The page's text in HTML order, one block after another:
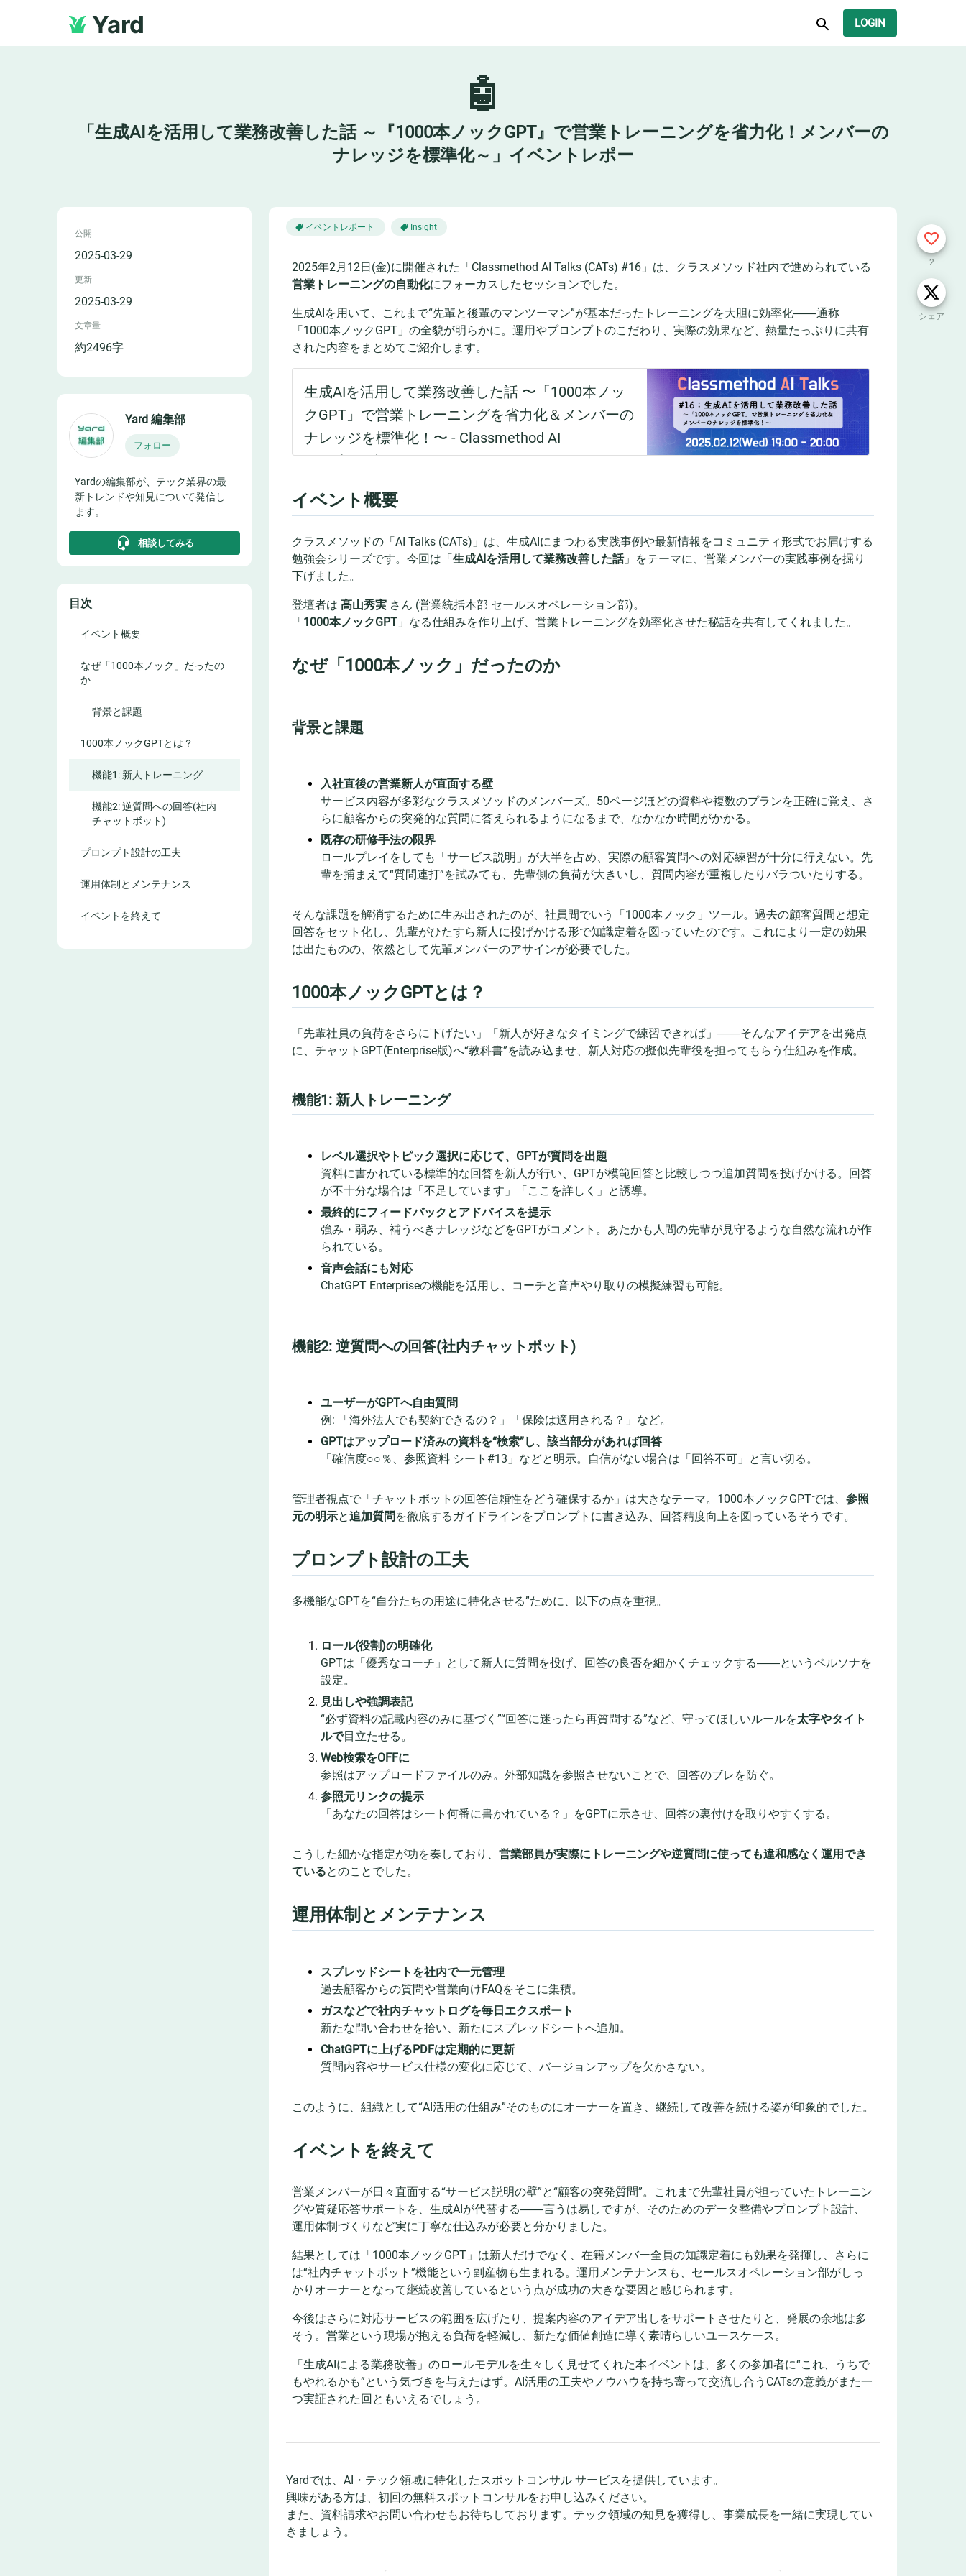
Yard LOGIN
🤖
「生成AIを活用して業務改善した話 ～『1000本ノックGPT』で営業トレーニングを省力化！メンバーの
ナレッジを標準化～」イベントレポー
公開
2025-03-29
更新
2025-03-29
文章量
約2496字
Yard 編集部
フォロー
Yardの編集部が、テック業界の最
新トレンドや知見について発信し
ます。
相談してみる
目次
イベント概要
なぜ「1000本ノック」だったの
か
背景と課題
1000本ノックGPTとは？
機能1: 新人トレーニング
機能2: 逆質問への回答(社内
チャットボット)
プロンプト設計の工夫
運用体制とメンテナンス
イベントを終えて
イベントレポート Insight
2025年2月12日(金)に開催された「Classmethod AI Talks (CATs) #16」は、クラスメソッド社内で進められている
営業トレーニングの自動化にフォーカスしたセッションでした。
生成AIを用いて、これまで“先輩と後輩のマンツーマン”が基本だったトレーニングを大胆に効率化――通称
「1000本ノックGPT」の全貌が明らかに。運用やプロンプトのこだわり、実際の効果など、熱量たっぷりに共有
された内容をまとめてご紹介します。
イベント概要
クラスメソッドの「AI Talks (CATs)」は、生成AIにまつわる実践事例や最新情報をコミュニティ形式でお届けする
勉強会シリーズです。今回は「生成AIを活用して業務改善した話」をテーマに、営業メンバーの実践事例を掘り
下げました。
登壇者は 髙山秀実 さん (営業統括本部 セールスオペレーション部)。
「1000本ノックGPT 」なる仕組みを作り上げ、営業トレーニングを効率化させた秘話を共有してくれました。
なぜ「1000本ノック」だったのか
背景と課題
入社直後の営業新人が直面する壁
サービス内容が多彩なクラスメソッドのメンバーズ。50ページほどの資料や複数のプランを正確に覚え、さ
らに顧客からの突発的な質問に答えられるようになるまで、なかなか時間がかかる。
既存の研修手法の限界
ロールプレイをしても「サービス説明」が大半を占め、実際の顧客質問への対応練習が十分に行えない。先
輩を捕まえて“質問連打”を試みても、先輩側の負荷が大きいし、質問内容が重複したりバラついたりする。
そんな課題を解消するために生み出されたのが、社員間でいう「1000本ノック」ツール。過去の顧客質問と想定
回答をセット化し、先輩がひたすら新人に投げかける形で知識定着を図っていたのです。これにより一定の効果
は出たものの、依然として先輩メンバーのアサインが必要でした。
1000本ノックGPTとは？
「先輩社員の負荷をさらに下げたい」「新人が好きなタイミングで練習できれば」――そんなアイデアを出発点
に、チャットGPT(Enterprise版)へ“教科書”を読み込ませ、新人対応の擬似先輩役を担ってもらう仕組みを作成。
機能1: 新人トレーニング
レベル選択やトピック選択に応じて、GPTが質問を出題
資料に書かれている標準的な回答を新人が行い、GPTが模範回答と比較しつつ追加質問を投げかける。回答
が不十分な場合は「不足しています」「ここを詳しく」と誘導。
最終的にフィードバックとアドバイスを提示
強み・弱み、補うべきナレッジなどをGPTがコメント。あたかも人間の先輩が見守るような自然な流れが作
られている。
音声会話にも対応
ChatGPT Enterpriseの機能を活用し、コーチと音声やり取りの模擬練習も可能。
機能2: 逆質問への回答(社内チャットボット)
ユーザーがGPTへ自由質問
例: 「海外法人でも契約できるの？」「保険は適用される？」など。
GPTはアップロード済みの資料を“検索”し、該当部分があれば回答
「確信度○○％、参照資料 シート#13」などと明示。自信がない場合は「回答不可」と言い切る。
管理者視点で「チャットボットの回答信頼性をどう確保するか」は大きなテーマ。1000本ノックGPTでは、 参照
元の明示と追加質問 を徹底するガイドラインをプロンプトに書き込み、回答精度向上を図っているそうです。
プロンプト設計の工夫
多機能なGPTを“自分たちの用途に特化させる”ために、以下の点を重視。
ロール(役割)の明確化
GPTは「優秀なコーチ」として新人に質問を投げ、回答の良否を細かくチェックする――というペルソナを
設定。
見出しや強調表記
“必ず資料の記載内容のみに基づく”“回答に迷ったら再質問する”など、守ってほしいルールを太字やタイト
ルで目立たせる。
Web検索をOFFに
参照はアップロードファイルのみ。外部知識を参照させないことで、回答のブレを防ぐ。
参照元リンクの提示
「あなたの回答はシート何番に書かれている？」をGPTに示させ、回答の裏付けを取りやすくする。
こうした細かな指定が功を奏しており、 営業部員が実際にトレーニングや逆質問に使っても違和感なく運用でき
ているとのことでした。
運用体制とメンテナンス
スプレッドシートを社内で一元管理
過去顧客からの質問や営業向けFAQをそこに集積。
ガスなどで社内チャットログを毎日エクスポート
新たな問い合わせを拾い、新たにスプレッドシートへ追加。
ChatGPTに上げるPDFは定期的に更新
質問内容やサービス仕様の変化に応じて、バージョンアップを欠かさない。
このように、組織として“AI活用の仕組み”そのものにオーナーを置き、継続して改善を続ける姿が印象的でした。
イベントを終えて
営業メンバーが日々直面する“サービス説明の壁”と“顧客の突発質問”。これまで先輩社員が担っていたトレーニン
グや質疑応答サポートを、生成AIが代替する――言うは易しですが、そのためのデータ整備やプロンプト設計、
運用体制づくりなど実に丁寧な仕込みが必要と分かりました。
結果としては「1000本ノックGPT」は新人だけでなく、在籍メンバー全員の知識定着にも効果を発揮し、さらに
は“社内チャットボット”機能という副産物も生まれる。運用メンテナンスも、セールスオペレーション部がしっ
かりオーナーとなって継続改善しているという点が成功の大きな要因と感じられます。
今後はさらに対応サービスの範囲を広げたり、提案内容のアイデア出しをサポートさせたりと、発展の余地は多
そう。営業という現場が抱える負荷を軽減し、新たな価値創造に導く素晴らしいユースケース。
「生成AIによる業務改善」のロールモデルを生々しく見せてくれた本イベントは、多くの参加者に“これ、うちで
もやれるかも”という気づきを与えたはず。AI活用の工夫やノウハウを持ち寄って交流し合うCATsの意義がまた一
つ実証された回ともいえるでしょう。
Yardでは、AI・テック領域に特化したスポットコンサル サービスを提供しています。
興味がある方は、初回の無料スポットコンサルをお申し込みください。
また、資料請求やお問い合わせもお待ちしております。テック領域の知見を獲得し、事業成長を一緒に実現してい
きましょう。
2
シェア